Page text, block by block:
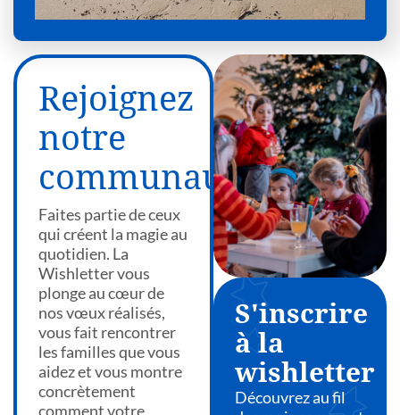
Rejoignez
notre
communauté
Faites partie de ceux
qui créent la magie au
quotidien. La
Wishletter vous
plonge au cœur de
nos vœux réalisés,
vous fait rencontrer
les familles que vous
aidez et vous montre
concrètement
comment votre
S'inscrire
à la
wishletter
Découvrez au fil